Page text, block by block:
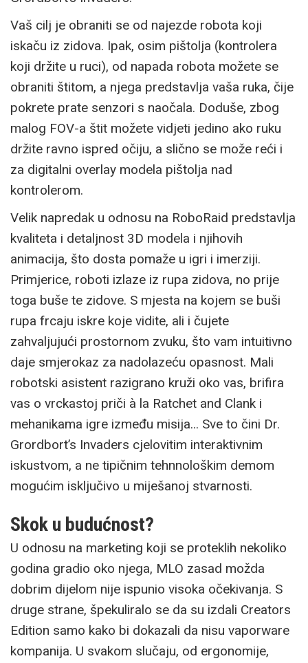
Vaš cilj je obraniti se od najezde robota koji
iskaču iz zidova. Ipak, osim pištolja (kontrolera
koji držite u ruci), od napada robota možete se
obraniti štitom, a njega predstavlja vaša ruka, čije
pokrete prate senzori s naočala. Doduše, zbog
malog FOV-a štit možete vidjeti jedino ako ruku
držite ravno ispred očiju, a slično se može reći i
za digitalni overlay modela pištolja nad
kontrolerom.
Velik napredak u odnosu na RoboRaid predstavlja
kvaliteta i detaljnost 3D modela i njihovih
animacija, što dosta pomaže u igri i imerziji.
Primjerice, roboti izlaze iz rupa zidova, no prije
toga buše te zidove. S mjesta na kojem se buši
rupa frcaju iskre koje vidite, ali i čujete
zahvaljujući prostornom zvuku, što vam intuitivno
daje smjerokaz za nadolazeću opasnost. Mali
robotski asistent razigrano kruži oko vas, brifira
vas o vrckastoj priči à la Ratchet and Clank i
mehanikama igre između misija... Sve to čini Dr.
Grordbort’s Invaders cjelovitim interaktivnim
iskustvom, a ne tipičnim tehnnološkim demom
mogućim isključivo u miješanoj stvarnosti.
Skok u budućnost?
U odnosu na marketing koji se proteklih nekoliko
godina gradio oko njega, MLO zasad možda
dobrim dijelom nije ispunio visoka očekivanja. S
druge strane, špekuliralo se da su izdali Creators
Edition samo kako bi dokazali da nisu vaporware
kompanija. U svakom slučaju, od ergonomije,